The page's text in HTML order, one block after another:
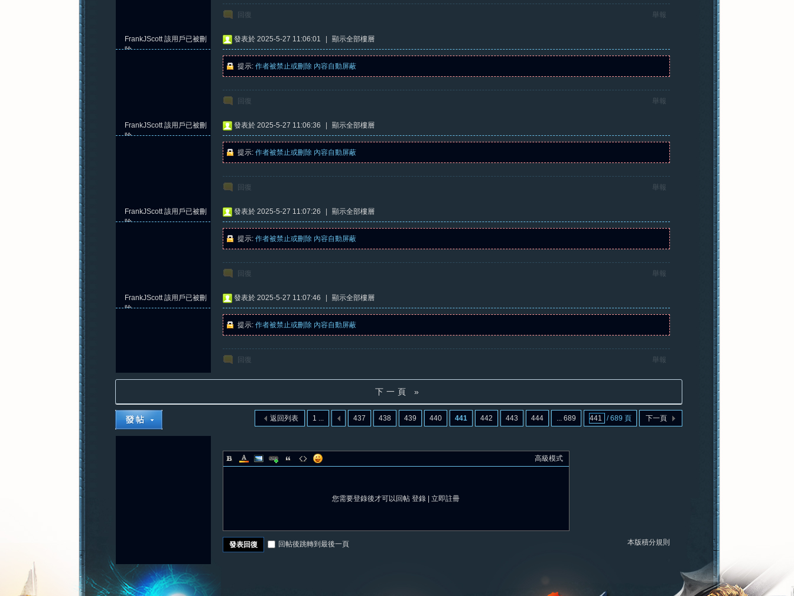
回復 舉報
FrankJScott該用戶已被刪
除
發表於 2025-5-27 11:06:01 顯示全部樓層
提示: 作者被禁止或刪除 內容自動屏蔽
回復 舉報
FrankJScott該用戶已被刪
除
發表於 2025-5-27 11:06:36 顯示全部樓層
提示: 作者被禁止或刪除 內容自動屏蔽
回復 舉報
FrankJScott該用戶已被刪
除
發表於 2025-5-27 11:07:26 顯示全部樓層
提示: 作者被禁止或刪除 內容自動屏蔽
回復 舉報
FrankJScott該用戶已被刪
除
發表於 2025-5-27 11:07:46 顯示全部樓層
提示: 作者被禁止或刪除 內容自動屏蔽
回復 舉報
下一頁 »
1 ... 437 438 439 440 441 442 443 444 ... 689 / 689 頁 下一頁
返回列表
高級模式
您需要登錄後才可以回帖 登錄 立即註冊
本版積分規則
發表回復 回帖後跳轉到最後一頁